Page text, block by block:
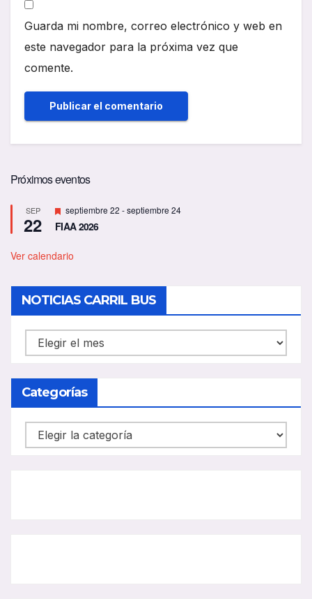
Guarda mi nombre, correo electrónico y web en
este navegador para la próxima vez que
comente.
Próximos eventos
SEP
22
D
e
s
a
d
o
septiembre 22 -septiembre 24
FIAA 2026
Ver calendario
NOTICIAS CARRIL BUS
NOTICIAS
CARRIL
BUS
Categorías
Categorías